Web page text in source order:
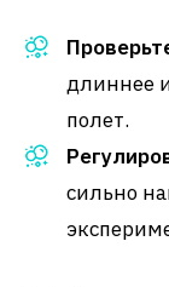
длиннее
полет.
сильно